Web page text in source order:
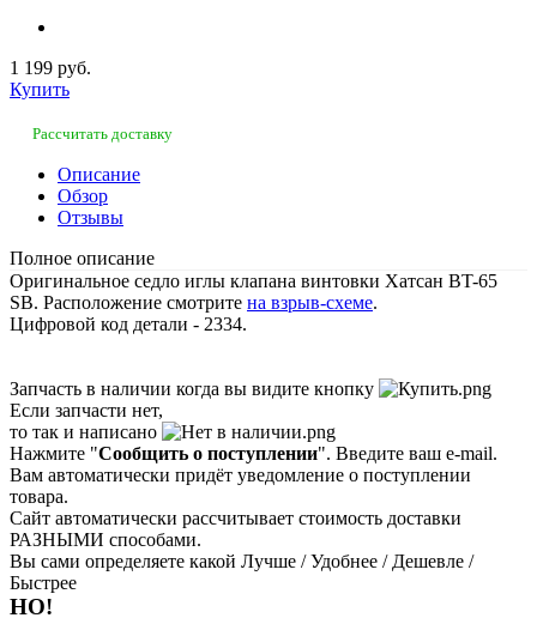
1 199 руб.
Купить
Рассчитать доставку
Описание
Обзор
Отзывы
Полное описание
Оригинальное седло иглы клапана винтовки Хатсан BT-65
SB. Расположение смотрите на взрыв-схеме.
Цифровой код детали - 2334.
Запчасть в наличии когда вы видите кнопку
Если запчасти нет,
то так и написано
Нажмите "Сообщить о поступлении". Введите ваш e-mail.
Вам автоматически придёт уведомление о поступлении
товара.
Сайт автоматически рассчитывает стоимость доставки
РАЗНЫМИ способами.
Вы сами определяете какой Лучше / Удобнее / Дешевле /
Быстрее
НО!